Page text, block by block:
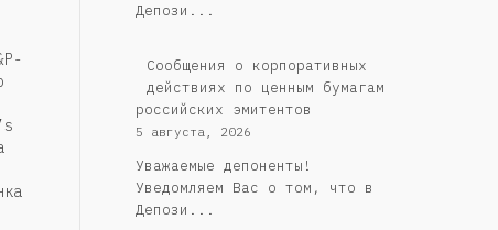
Депози...
Cообщения о корпоративных
действиях по ценным бумагам
российских эмитентов
5 августа, 2026
Уважаемые депоненты!
Уведомляем Вас о том, что в
Депози...